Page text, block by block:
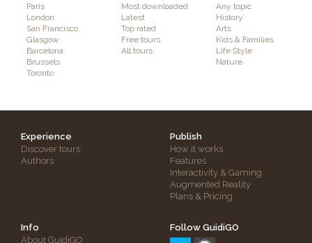
Paris
London
San Francisco
Glasgow
Barcelona
Brussels
Toronto
Most downloaded
Latest
Top rated
Free tours
All tours
Any topic
History
Arts
Kids & Families
Life Style
Nature
Experience
Discover tours
Authors
Publish
How it works
Features
Interactivity & Gaming
Augmented Reality
Plans & Pricing
Info
About GuidiGO
Follow GuidiGO